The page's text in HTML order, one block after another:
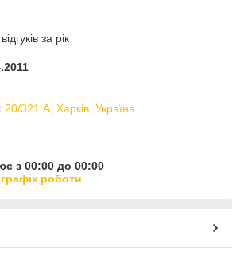
за рік
321 А, Харків, Україна
з 00:00 до 00:00
роботи